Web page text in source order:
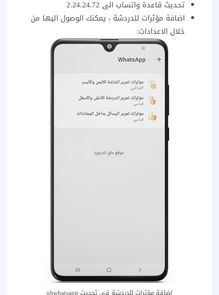
تحديث قاعدة واتساب الى 2.24.24.72
اضافة مؤثرات للدردشة ، يمكنك الوصول اليها من
خلال الاعدادات: